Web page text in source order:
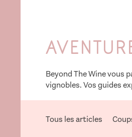
Beyond The Wine vous
vignobles. Vos guides
Tous les articles